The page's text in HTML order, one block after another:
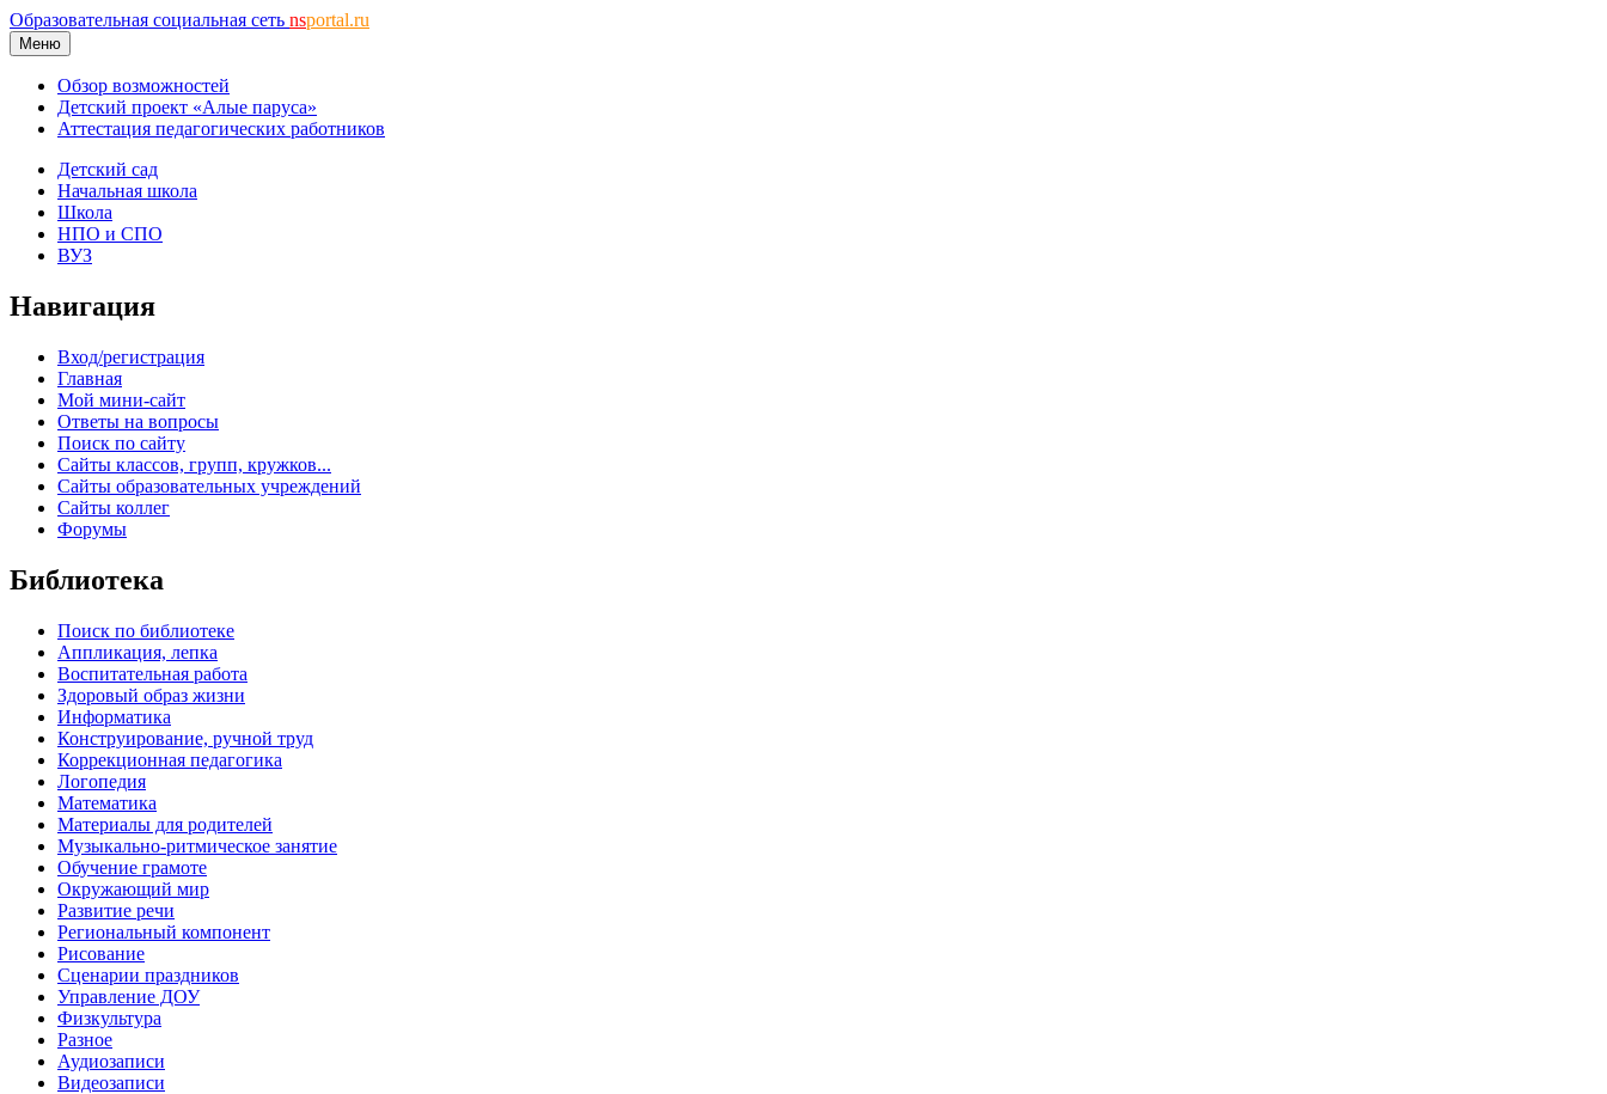
Образовательная социальная сеть nsportal.ru
Меню
Обзор возможностей
Детский проект «Алые паруса»
Аттестация педагогических работников
Детский сад
Начальная школа
Школа
НПО и СПО
ВУЗ
Навигация
Вход/регистрация
Главная
Мой мини-сайт
Ответы на вопросы
Поиск по сайту
Сайты классов, групп, кружков...
Сайты образовательных учреждений
Сайты коллег
Форумы
Библиотека
Поиск по библиотеке
Аппликация, лепка
Воспитательная работа
Здоровый образ жизни
Информатика
Конструирование, ручной труд
Коррекционная педагогика
Логопедия
Математика
Материалы для родителей
Музыкально-ритмическое занятие
Обучение грамоте
Окружающий мир
Развитие речи
Региональный компонент
Рисование
Сценарии праздников
Управление ДОУ
Физкультура
Разное
Аудиозаписи
Видеозаписи